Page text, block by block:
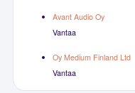
Avant Audio Oy
Vantaa
Oy Medium Finland Ltd
Vantaa